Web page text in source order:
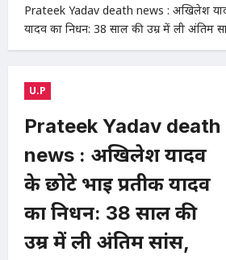
Prateek Yadav death news : अखिलेश
यादव का निधन: 38 साल की उम्र में ली अंतिम
U.P
Prateek Yadav death
news : अखिलेश यादव
के छोटे भाई प्रतीक यादव
का निधन: 38 साल की
उम्र में ली अंतिम सांस,